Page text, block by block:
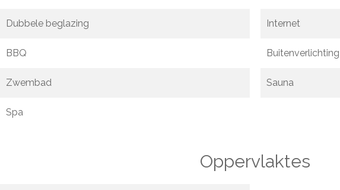
Dubbele beglazing Internet
BBQ Buitenverlichting
Zwembad Sauna
Spa
Oppervlaktes